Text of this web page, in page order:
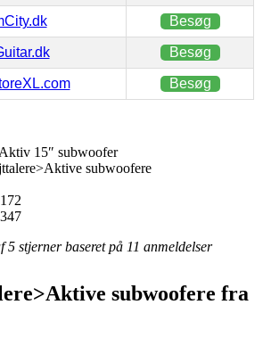
Besøg
Besøg
Besøg
15″ subwoofer
subwoofere
5 stjerner baseret på 11 anmeldelser
subwoofere fra